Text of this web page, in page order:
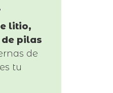
litio,
pilas
de
tu